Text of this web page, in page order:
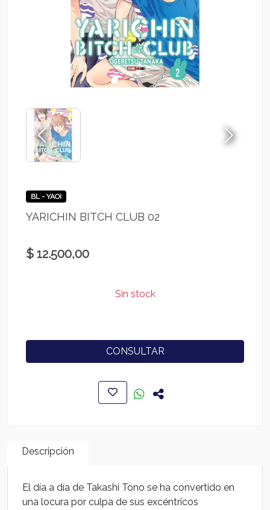
BL - YAOI
YARICHIN BITCH CLUB 02
$ 12.500,00
Sin stock
CONSULTAR
Descripción
El día a día de Takashi Tono se ha convertido en
una locura por culpa de sus excéntricos